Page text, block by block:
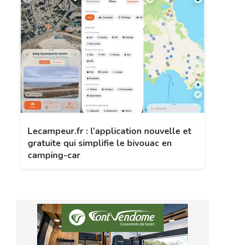
Lecampeur.fr : l’application nouvelle et
gratuite qui simplifie le bivouac en
camping-car